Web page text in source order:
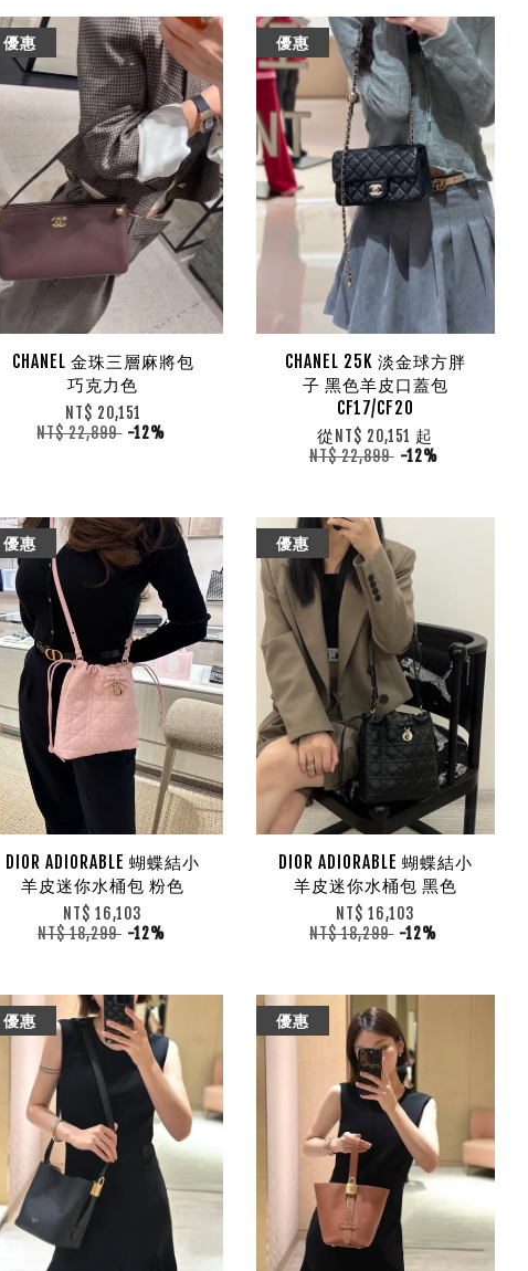
優惠
CHANEL 金珠三層麻將包
巧克力色
NT$ 20,151
NT$ 22,899 -12%
優惠
CHANEL 25K 淡金球方胖
子 黑色羊皮口蓋包
CF17/CF20
從 NT$ 20,151 起
NT$ 22,899 -12%
優惠
DIOR ADIORABLE 蝴蝶結小
羊皮迷你水桶包 粉色
NT$ 16,103
NT$ 18,299 -12%
優惠
DIOR ADIORABLE 蝴蝶結小
羊皮迷你水桶包 黑色
NT$ 16,103
NT$ 18,299 -12%
優惠 優惠